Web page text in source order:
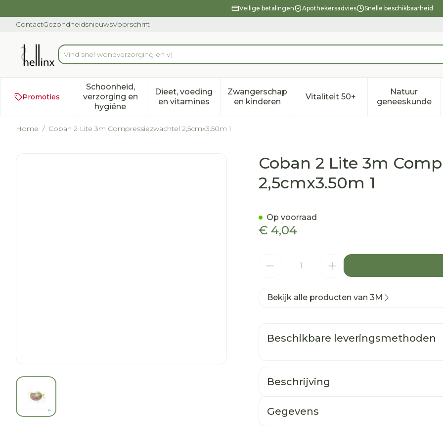
Veilige betalingen Apothekersadvies Snelle beschikbaarheid
ContactGezondheidsnieuwsVoorschrift
Product, merk, categorie...
Vi
Promoties
Schoonheid,
verzorging en
hygiëne
Toon submenu voor Schoonheid, verzorging en hygiëne categorie
Dieet, voeding
en vitaminesToon submenu voor Dieet, voeding en vitamines categorie
Zwangerschap
en kinderenToon submenu voor Zwangerschap en
Vitaliteit 50+Toon submenu voor
Natuur
geneeskunde
Toon
Home / Coban 2 Lite 3m Compressiezwachtel 2,5cmx3.50m 1
View larger image
Coban 2 Lite 3m Compressiezwachtel 2,5cmx3.50m 1
Coban 2 Lite 3m
2,5cmx3.50m 1
€ 4,04
Op voorraad
Bekijk alle producten van 3M
Beschikbare leveringsmethoden
Beschrijving
Gegevens